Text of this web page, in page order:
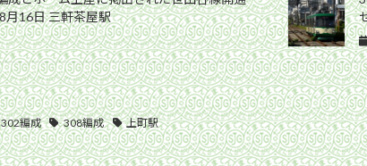
月16日 三軒茶屋駅
302編成 308編成 上町駅